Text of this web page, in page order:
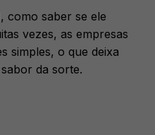
como saber se ele
vezes, as empresas
simples, o que deixa
da sorte.